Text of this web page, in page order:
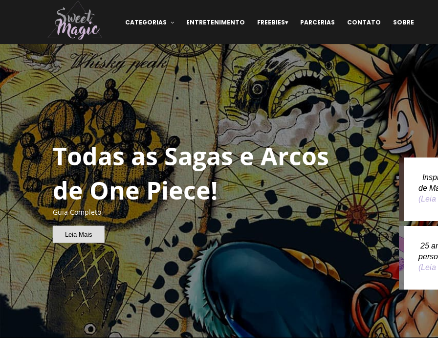
CATEGORIAS ENTRETENIMENTO FREEBIES PARCERIAS CONTATO SOBRE
Todas as Sagas e Arcos
de One Piece!
Guia Completo
Leia Mais
de
(Leia
25
(Leia